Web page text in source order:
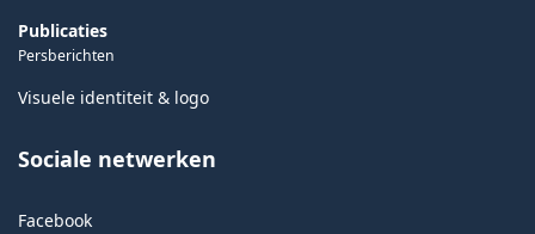
Publicaties
Persberichten
Visuele identiteit & logo
Sociale netwerken
Facebook